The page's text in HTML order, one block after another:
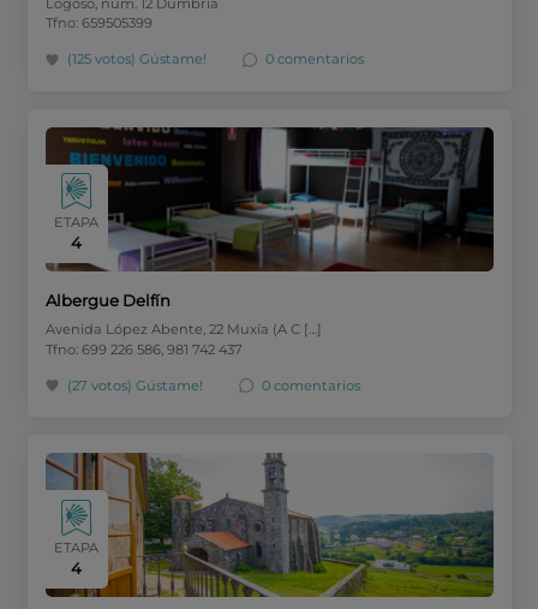
Tfno: 659505399
(125 votos)Gústame! 0 comentarios
ETAPA
4
Albergue Delfín
Avenida López Abente, 22 Muxía (A C […]
Tfno: 699 226 586, 981 742 437
(27 votos)Gústame! 0 comentarios
ETAPA
4